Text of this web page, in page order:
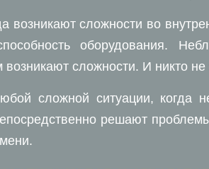
возникают сложности во
оборудования.
сложности. И никто не
сложной ситуации, когда
решают